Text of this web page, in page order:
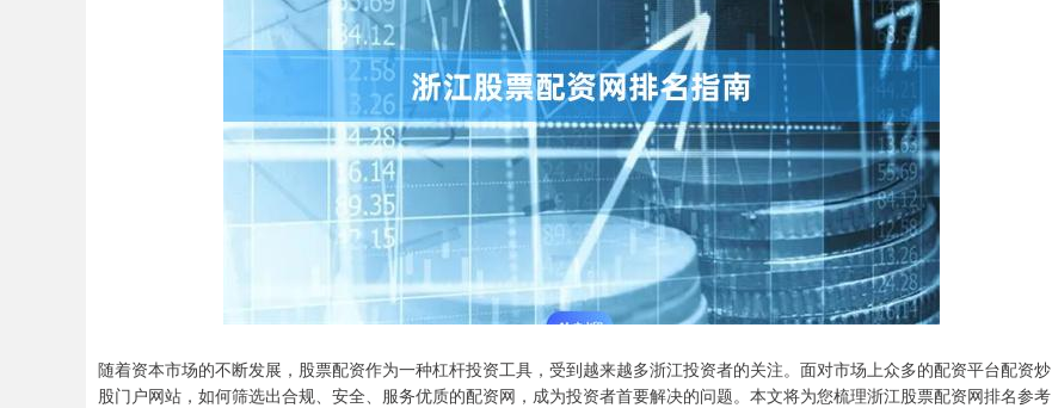
随着资本市场的不断发展，股票配资作为一种杠杆投资工具，受到越来越多浙江投资者的关注。面对市场上众多的配资平台配资炒
股门户网站，如何筛选出合规、安全、服务优质的配资网，成为投资者首要解决的问题。本文将为您梳理浙江股票配资网排名参考